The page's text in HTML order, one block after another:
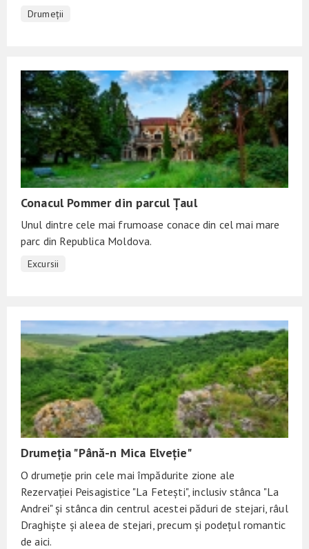
Drumeții
Conacul Pommer din parcul Țaul
Unul dintre cele mai frumoase conace din cel mai mare
parc din Republica Moldova.
Excursii
Drumeția "Până-n Mica Elveție"
O drumeție prin cele mai împădurite zione ale
Rezervației Peisagistice "La Fetești", inclusiv stânca "La
Andrei" și stânca din centrul acestei păduri de stejari, râul
Draghiște și aleea de stejari, precum și podețul romantic
de aici.